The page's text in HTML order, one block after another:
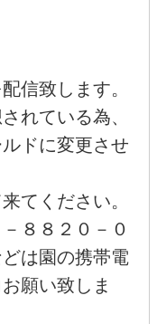
信致します。
れている為、
ドに変更させ
てください。
８８２０－０
は園の携帯電
願い致しま